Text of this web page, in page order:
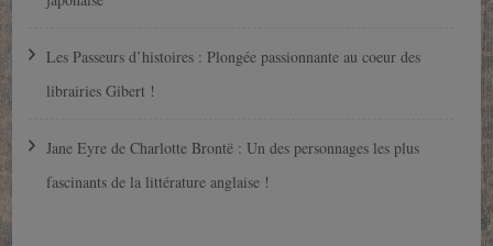
Les Passeurs d’histoires : Plongée passionnante au coeur des
librairies Gibert !
Jane Eyre de Charlotte Brontë : Un des personnages les plus
fascinants de la littérature anglaise !